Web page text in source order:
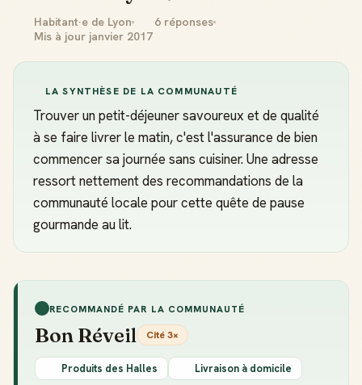
Habitant·e de Lyon
6 réponses
Mis à jour janvier 2017
LA SYNTHÈSE DE LA COMMUNAUTÉ
Trouver un petit-déjeuner savoureux et de qualité
à se faire livrer le matin, c'est l'assurance de bien
commencer sa journée sans cuisiner. Une adresse
ressort nettement des recommandations de la
communauté locale pour cette quête de pause
gourmande au lit.
RECOMMANDÉ PAR LA COMMUNAUTÉ
Bon Réveil Cité 3×
Produits des Halles Livraison à domicile